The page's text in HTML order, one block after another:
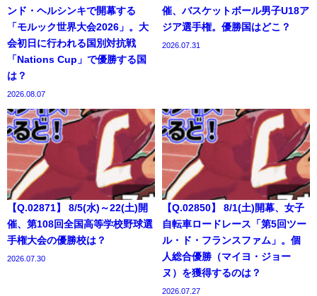
ンド・ヘルシンキで開幕する
「モルック世界大会2026」。大
会初日に行われる国別対抗戦
「Nations Cup」で優勝する国
は？
2026.08.07
催、バスケットボール男子U18ア
ジア選手権。優勝国はどこ？
2026.07.31
【Q.02871】 8/5(水)～22(土)開
催、第108回全国高等学校野球選
手権大会の優勝校は？
2026.07.30
【Q.02850】 8/1(土)開幕、女子
自転車ロードレース「第5回ツー
ル・ド・フランスファム」。個
人総合優勝（マイヨ・ジョー
ヌ）を獲得するのは？
2026.07.27